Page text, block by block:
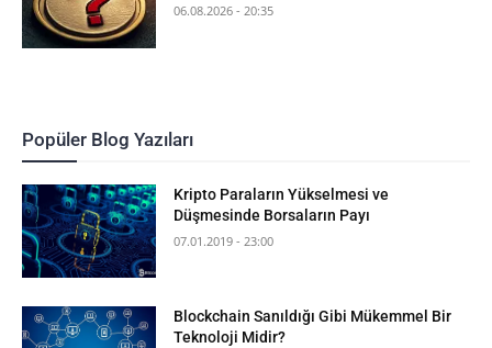
06.08.2026 - 20:35
Popüler Blog Yazıları
Kripto Paraların Yükselmesi ve
Düşmesinde Borsaların Payı
07.01.2019 - 23:00
Blockchain Sanıldığı Gibi Mükemmel Bir
Teknoloji Midir?